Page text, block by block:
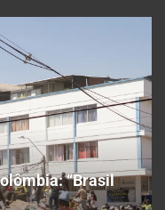
“Brasil